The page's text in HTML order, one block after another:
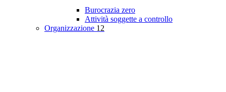
Burocrazia zero
Attività soggette a controllo
Organizzazione 12